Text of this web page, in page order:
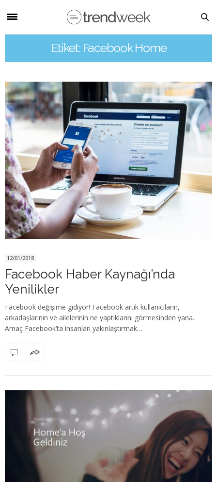
Etiket: Facebook Home
12/01/2018
Facebook Haber Kaynağı’nda
Yenilikler
Facebook değişime gidiyor! Facebook artık kullanıcıların,
arkadaşlarının ve ailelerinin ne yaptıklarını görmesinden yana.
Amaç Facebook’ta insanları yakınlaştırmak…